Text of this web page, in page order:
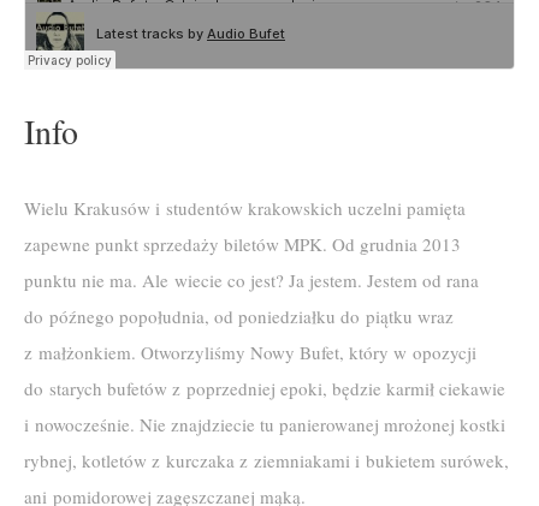
Info
Wielu Krakusów i studentów krakowskich uczelni pamięta
zapewne punkt sprzedaży biletów MPK. Od grudnia 2013
punktu nie ma. Ale wiecie co jest? Ja jestem. Jestem od rana
do późnego popołudnia, od poniedziałku do piątku wraz
z małżonkiem. Otworzyliśmy Nowy Bufet, który w opozycji
do starych bufetów z poprzedniej epoki, będzie karmił ciekawie
i nowocześnie. Nie znajdziecie tu panierowanej mrożonej kostki
rybnej, kotletów z kurczaka z ziemniakami i bukietem surówek,
ani pomidorowej zagęszczanej mąką.